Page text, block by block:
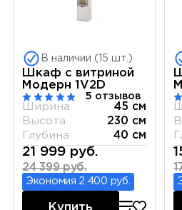
В наличии (15 шт.)
Шкаф с витриной
Модерн 1V2D
5 отзывов
Ширина
45 см
Высота
230 см
Глубина
40 см
21 999 руб.
24 399 руб.
Экономия 2 400 руб.
Купить